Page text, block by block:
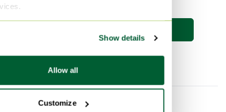
Show details
Allow all
Customize
Categorie